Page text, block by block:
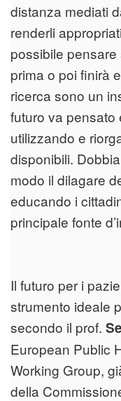
distanza mediati
renderli
possibile
prima o poi finirà
ricerca sono un
futuro va
utilizzando e
disponibili.
modo il dilagare
educando i
principale fonte
Il futuro per i
strumento ideale
secondo il prof.
European Public
Working Group,
della